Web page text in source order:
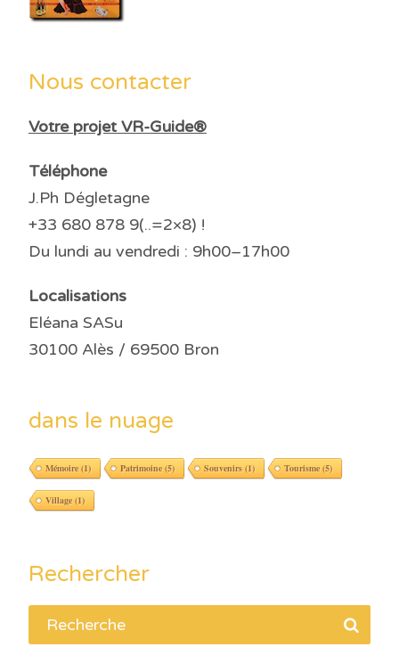
Nous contacter
Votre projet VR-Guide®
Téléphone
J.Ph Dégletagne
+33 680 878 9(..=2×8) !
Du lundi au vendredi : 9h00–17h00
Localisations
Eléana SASu
30100 Alès / 69500 Bron
dans le nuage
Mémoire(1) Patrimoine(5) Souvenirs(1) Tourisme(5)
Village(1)
Rechercher